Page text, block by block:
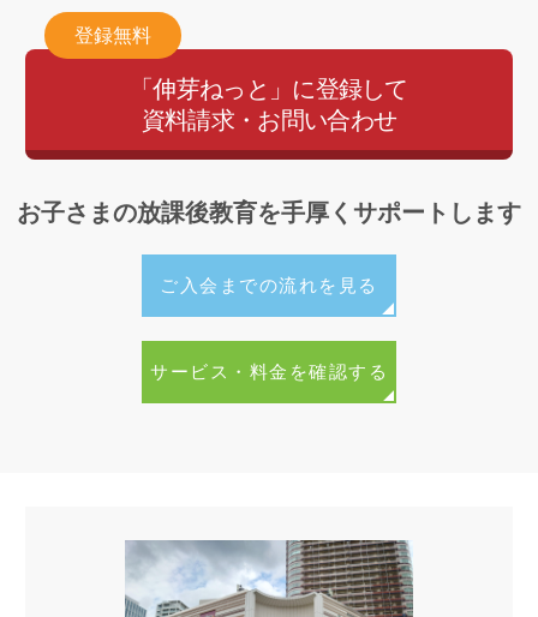
ための「ワンストップ型学童クラブ」です。
さまざまな学校のお友だちと交流する中で、相手を敬う
気持ちや思いやり、切磋琢磨する競争心や協調性をはぐ
くみ、放課後の生活の中で正しい生活習慣や学習習慣を
しっかり身につけることを大切にしています。また、ス
イベントも充実しており、お子さまの安心・安全な放課
ご利用システムや指導の特徴について詳しくご説明する
個別相談会を随時受け付けております。どうぞお気軽に
お問い合わせください。
登録無料
「伸芽ねっと」に登録して
資料請求・お問い合わせ
お子さまの放課後教育を手厚くサポートします
ご入会までの流れを見る
サービス・料金を確認する